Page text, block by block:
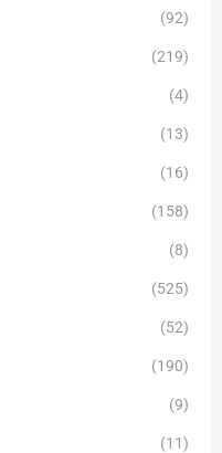
(92)
(219)
(4)
(13)
(16)
(158)
(8)
(525)
(52)
(190)
(9)
(11)